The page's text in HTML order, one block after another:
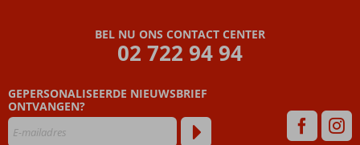
BEL NU ONS CONTACT CENTER
02 722 94 94
GEPERSONALISEERDE NIEUWSBRIEF
ONTVANGEN?